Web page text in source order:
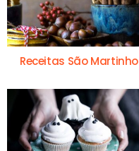
Receitas São Martinho